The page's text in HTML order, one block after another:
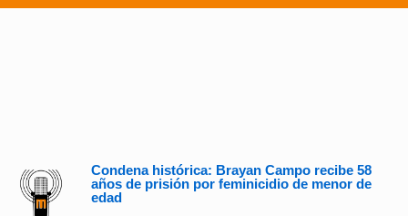
Condena histórica: Brayan Campo recibe 58
años de prisión por feminicidio de menor de
edad